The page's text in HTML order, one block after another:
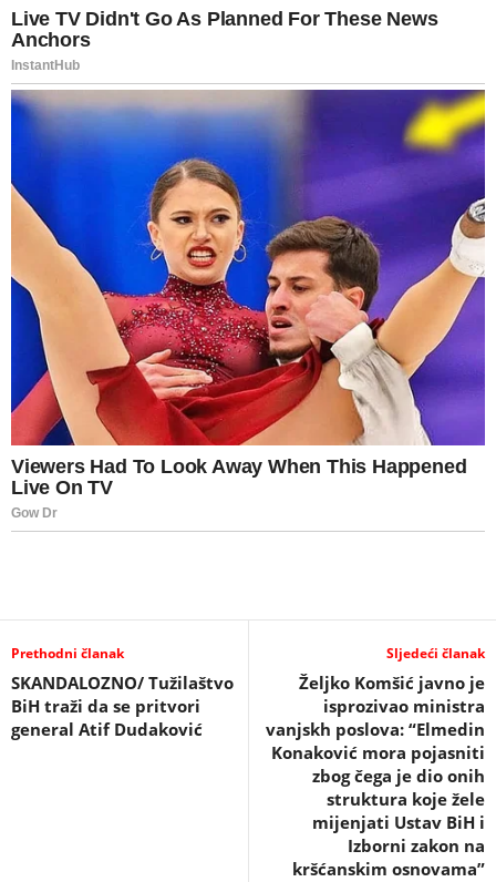
Prethodni članak
SKANDALOZNO/ Tužilaštvo
BiH traži da se pritvori
general Atif Dudaković
Sljedeći članak
Željko Komšić javno je
isprozivao ministra
vanjskh poslova: “Elmedin
Konaković mora pojasniti
zbog čega je dio onih
struktura koje žele
mijenjati Ustav BiH i
Izborni zakon na
kršćanskim osnovama”